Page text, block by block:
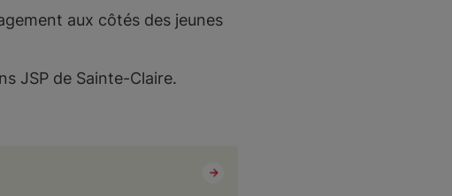
aux côtés des jeunes
JSP de Sainte-Claire.